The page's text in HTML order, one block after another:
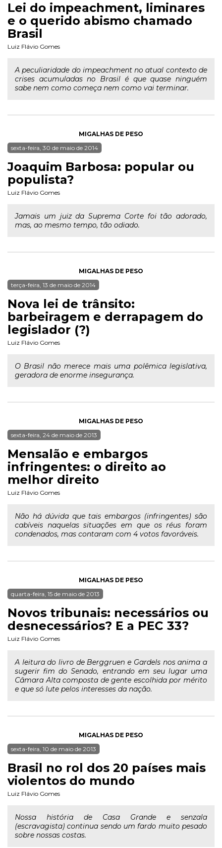
Lei do impeachment, liminares
e o querido abismo chamado
Brasil
Luiz Flávio Gomes
A peculiaridade do impeachment no atual contexto de
crises acumuladas no Brasil é que quase ninguém
sabe nem como começa nem como vai terminar.
MIGALHAS DE PESO
sexta-feira, 30 de maio de 2014
Joaquim Barbosa: popular ou
populista?
Luiz Flávio Gomes
Jamais um juiz da Suprema Corte foi tão adorado,
mas, ao mesmo tempo, tão odiado.
MIGALHAS DE PESO
terça-feira, 13 de maio de 2014
Nova lei de trânsito:
barbeiragem e derrapagem do
legislador (?)
Luiz Flávio Gomes
O Brasil não merece mais uma polêmica legislativa,
geradora de enorme insegurança.
MIGALHAS DE PESO
sexta-feira, 24 de maio de 2013
Mensalão e embargos
infringentes: o direito ao
melhor direito
Luiz Flávio Gomes
Não há dúvida que tais embargos (infringentes) são
cabíveis naquelas situações em que os réus foram
condenados, mas contaram com 4 votos favoráveis.
MIGALHAS DE PESO
quarta-feira, 15 de maio de 2013
Novos tribunais: necessários ou
desnecessários? E a PEC 33?
Luiz Flávio Gomes
A leitura do livro de Berggruen e Gardels nos anima a
sugerir fim do Senado, entrando em seu lugar uma
Câmara Alta composta de gente escolhida por mérito
e que só lute pelos interesses da nação.
MIGALHAS DE PESO
sexta-feira, 10 de maio de 2013
Brasil no rol dos 20 países mais
violentos do mundo
Luiz Flávio Gomes
Nossa história de Casa Grande e senzala
(escravagista) continua sendo um fardo muito pesado
sobre nossas costas.